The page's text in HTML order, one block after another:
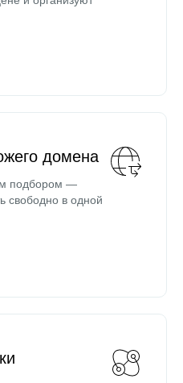
домена
подбором —
свободно в одной